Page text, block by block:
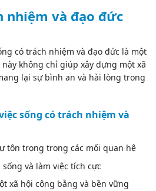
nhiệm và đạo đức
có trách nhiệm và đạo đức là một
không chỉ giúp xây dựng một xã
lại sự bình an và hài lòng trong
sống có trách nhiệm và
tôn trọng trong các mối quan hệ
và làm việc tích cực
xã hội công bằng và bền vững